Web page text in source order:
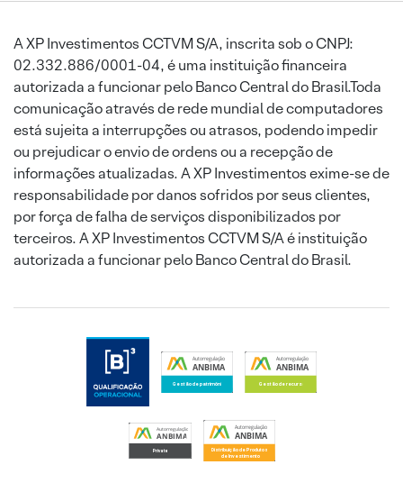
A XP Investimentos CCTVM S/A, inscrita sob o CNPJ:
02.332.886/0001-04, é uma instituição financeira
autorizada a funcionar pelo Banco Central do Brasil.Toda
comunicação através de rede mundial de computadores
está sujeita a interrupções ou atrasos, podendo impedir
ou prejudicar o envio de ordens ou a recepção de
informações atualizadas. A XP Investimentos exime-se de
responsabilidade por danos sofridos por seus clientes,
por força de falha de serviços disponibilizados por
terceiros. A XP Investimentos CCTVM S/A é instituição
autorizada a funcionar pelo Banco Central do Brasil.